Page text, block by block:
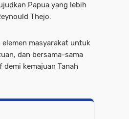
Papua yang lebih
Thejo.
elemen masyarakat untuk
dan bersama-sama
kemajuan Tanah